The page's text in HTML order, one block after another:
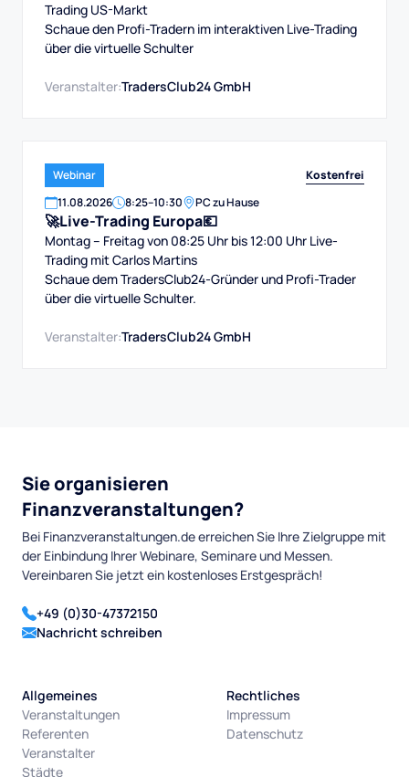
Trading US-Markt
Schaue den Profi-Tradern im interaktiven Live-Trading
über die virtuelle Schulter
Veranstalter:TradersClub24 GmbH
Webinar
Kostenfrei
11.08.2026 8:25–10:30 PC zu Hause
🚀Live-Trading Europa💶
Montag – Freitag von 08:25 Uhr bis 12:00 Uhr Live-
Trading mit Carlos Martins
Schaue dem TradersClub24-Gründer und Profi-Trader
über die virtuelle Schulter.
Veranstalter:TradersClub24 GmbH
Sie organisieren
Finanzveranstaltungen?
Bei Finanzveranstaltungen.de erreichen Sie Ihre Zielgruppe mit
der Einbindung Ihrer Webinare, Seminare und Messen.
Vereinbaren Sie jetzt ein kostenloses Erstgespräch!
+49 (0)30-47372150
Nachricht schreiben
Allgemeines
Veranstaltungen
Referenten
Veranstalter
Städte
Rechtliches
Impressum
Datenschutz